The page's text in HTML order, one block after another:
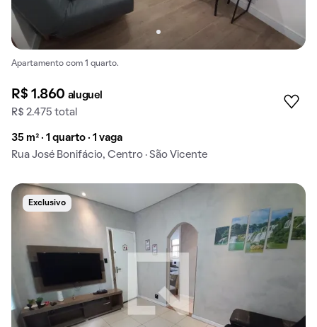
Apartamento com 1 quarto.
R$ 1.860 aluguel
R$ 2.475 total
35 m² · 1 quarto · 1 vaga
Rua José Bonifácio, Centro · São Vicente
Exclusivo